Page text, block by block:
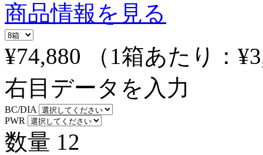
商品情報を見る
¥74,880
（1箱あたり：
右目データを入力
BC/DIA
PWR
数量 12